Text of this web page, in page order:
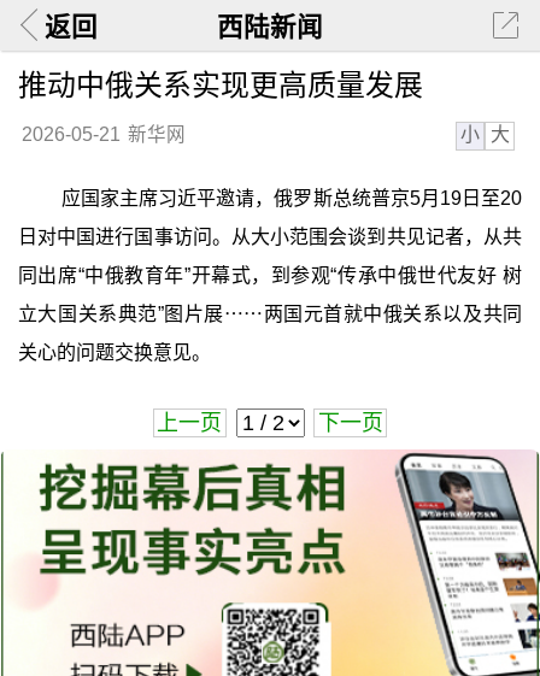
返回 西陆新闻
推动中俄关系实现更高质量发展
2026-05-21 新华网 小 大
应国家主席习近平邀请，俄罗斯总统普京5月19日至20
日对中国进行国事访问。从大小范围会谈到共见记者，从共
同出席“中俄教育年”开幕式，到参观“传承中俄世代友好 树
立大国关系典范”图片展⋯⋯两国元首就中俄关系以及共同
关心的问题交换意见。
上一页 下一页